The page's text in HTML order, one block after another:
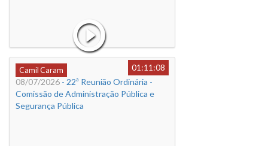
Camil Caram
01:11:08
08/07/2026 - 22ª Reunião Ordinária -
Comissão de Administração Pública e
Segurança Pública